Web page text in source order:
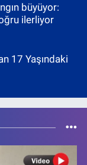
büyüyor:
ilerliyor
17 Yaşındaki